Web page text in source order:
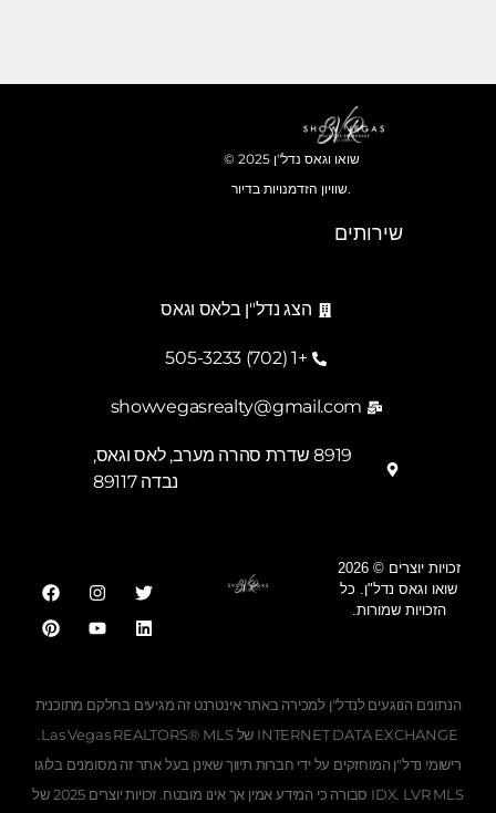
© 2025 שואו וגאס נדל"ן
שוויון הזדמנויות בדיור.
שירותים
הצג נדל"ן בלאס וגאס
+1 (702) 505-3233
showvegasrealty@gmail.com
8919 שדרת סהרה מערב, לאס וגאס,
נבדה 89117
זכויות יוצרים © 2026
שואו וגאס נדל"ן. כל
הזכויות שמורות.
הנתונים הנוגעים לנדל"ן למכירה באתר אינטרנט זה מגיעים בחלקם מתוכנית
INTERNET DATA EXCHANGE של Las Vegas REALTORS® MLS.
רישומי נדל"ן המוחזקים על ידי חברות תיווך שאינן בעל אתר זה מסומנים בלוגו
IDX. LVR MLS סבורה כי המידע אמין אך אינו מובטח. זכויות יוצרים 2025 של
Armenian
Romanian
Albanian
Ukrainian